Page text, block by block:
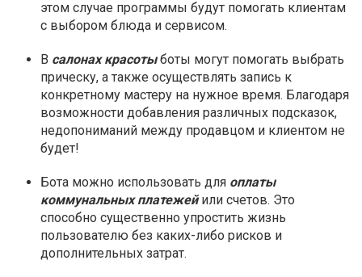
этом случае программы будут помогать клиентам
с выбором блюда и сервисом.
В салонах красотыботы могут помогать выбрать
прическу, а также осуществлять запись к
конкретному мастеру на нужное время. Благодаря
возможности добавления различных подсказок,
недопониманий между продавцом и клиентом не
будет!
Бота можно использовать для оплаты
коммунальных платежейили счетов. Это
способно существенно упростить жизнь
пользователю без каких-либо рисков и
дополнительных затрат.